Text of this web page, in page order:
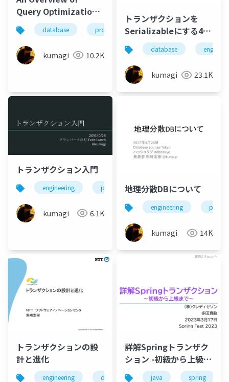
Query Optimization
in Relational
Systems
database programming
kumagi 10.2K
トランザクションを
Serializableにする4つ
の方法database
kumagi 23.1K
トランザクション入門
engineering programming database
kumagi 6.1K
地理分散DBについて
engineering
kumagi 14K
トランザクションの設
計と進化
engineering database programming
詳解Springトランザク
ション -初級から上級ま
で- #jsug
java spring